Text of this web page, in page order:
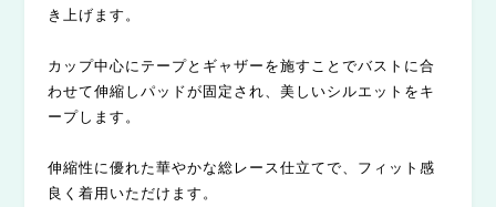
き上げます。
カップ中心にテープとギャザーを施すことでバストに合
わせて伸縮しパッドが固定され、美しいシルエットをキ
ープします。
伸縮性に優れた華やかな総レース仕立てで、フィット感
良く着用いただけます。